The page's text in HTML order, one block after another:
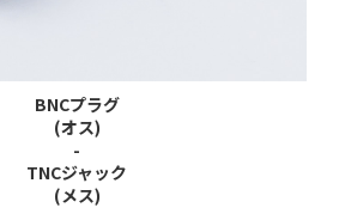
BNCプラグ
(オス)
-
TNCジャック
(メス)